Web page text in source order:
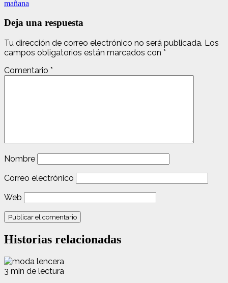
mañana
Deja una respuesta
Tu dirección de correo electrónico no será publicada. Los
campos obligatorios están marcados con *
Comentario *
Nombre
Correo electrónico
Web
Historias relacionadas
3 min de lectura